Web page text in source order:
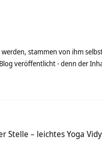
stammen von ihm
veröffentlicht - denn der
Stelle – leichtes Yoga